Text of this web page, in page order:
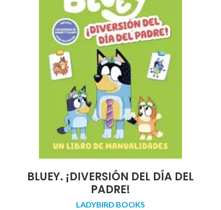
BLUEY. ¡DIVERSIÓN DEL DÍA DEL
PADRE!
LADYBIRD BOOKS